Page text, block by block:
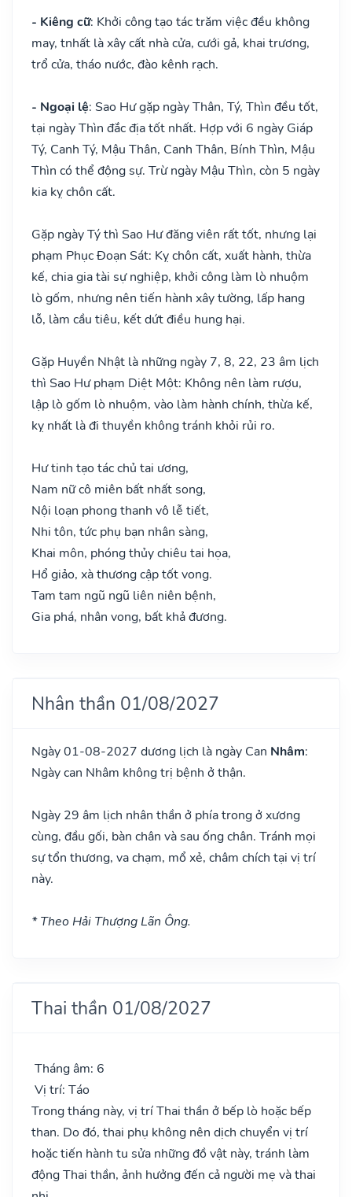
- Kiêng cữ: Khởi công tạo tác trăm việc đều không
may, tnhất là xây cất nhà cửa, cưới gả, khai trương,
trổ cửa, tháo nước, đào kênh rạch.
- Ngoại lệ: Sao Hư gặp ngày Thân, Tý, Thìn đều tốt,
tại ngày Thìn đắc địa tốt nhất. Hợp với 6 ngày Giáp
Tý, Canh Tý, Mậu Thân, Canh Thân, Bính Thìn, Mậu
Thìn có thể động sự. Trừ ngày Mậu Thìn, còn 5 ngày
kia kỵ chôn cất.
Gặp ngày Tý thì Sao Hư đăng viên rất tốt, nhưng lại
phạm Phục Đoạn Sát: Kỵ chôn cất, xuất hành, thừa
kế, chia gia tài sự nghiệp, khởi công làm lò nhuộm
lò gốm, nhưng nên tiến hành xây tường, lấp hang
lỗ, làm cầu tiêu, kết dứt điều hung hại.
Gặp Huyền Nhật là những ngày 7, 8, 22, 23 âm lịch
thì Sao Hư phạm Diệt Một: Không nên làm rượu,
lập lò gốm lò nhuộm, vào làm hành chính, thừa kế,
kỵ nhất là đi thuyền không tránh khỏi rủi ro.
Hư tinh tạo tác chủ tai ương,
Nam nữ cô miên bất nhất song,
Nội loạn phong thanh vô lễ tiết,
Nhi tôn, tức phụ bạn nhân sàng,
Khai môn, phóng thủy chiêu tai họa,
Hổ giảo, xà thương cập tốt vong.
Tam tam ngũ ngũ liên niên bệnh,
Gia phá, nhân vong, bất khả đương.
Nhân thần 01/08/2027
Ngày 01-08-2027 dương lịch là ngày Can Nhâm:
Ngày can Nhâm không trị bệnh ở thận.
Ngày 29 âm lịch nhân thần ở phía trong ở xương
cùng, đầu gối, bàn chân và sau ống chân. Tránh mọi
sự tổn thương, va chạm, mổ xẻ, châm chích tại vị trí
này.
* Theo Hải Thượng Lãn Ông.
Thai thần 01/08/2027
Tháng âm: 6
Vị trí: Táo
Trong tháng này, vị trí Thai thần ở bếp lò hoặc bếp
than. Do đó, thai phụ không nên dịch chuyển vị trí
hoặc tiến hành tu sửa những đồ vật này, tránh làm
động Thai thần, ảnh hưởng đến cả người mẹ và thai